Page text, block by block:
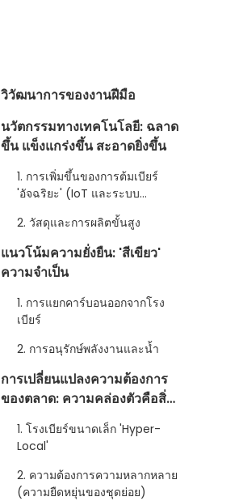
วิวัฒนาการของงานฝีมือ
นวัตกรรมทางเทคโนโลยี: ฉลาด
ขึ้น แข็งแกร่งขึ้น สะอาดยิ่งขึ้น
1. การเพิ่มขึ้นของการต้มเบียร์
'อัจฉริยะ' (IoT และระบบ
2. วัสดุและการผลิตขั้นสูง
แนวโน้มความยั่งยืน: 'สีเขียว'
ความจำเป็น
1. การแยกคาร์บอนออกจากโรง
เบียร์
2. การอนุรักษ์พลังงานและน้ำ
การเปลี่ยนแปลงความต้องการ
ของตลาด: ความคล่องตัวคือสิ่ง
สำคัญ
1. โรงเบียร์ขนาดเล็ก 'Hyper-
Local'
2. ความต้องการความหลากหลาย
(ความยืดหยุ่นของชุดย่อย)